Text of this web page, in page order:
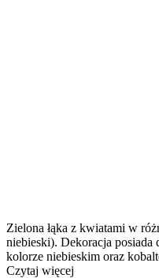
Zielona łąka z kwiatami w
niebieski). Dekoracja
kolorze niebieskim oraz
Czytaj więcej